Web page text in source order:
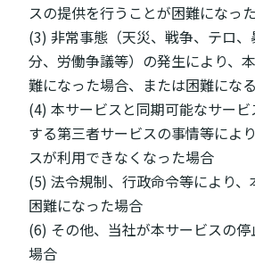
スの提供を行うことが困難になっ
(3) 非常事態（天災、戦争、テロ
分、労働争議等）の発生により、
難になった場合、または困難にな
(4) 本サービスと同期可能なサー
する第三者サービスの事情等によ
スが利用できなくなった場合
(5) 法令規制、行政命令等により
困難になった場合
(6) その他、当社が本サービスの
場合